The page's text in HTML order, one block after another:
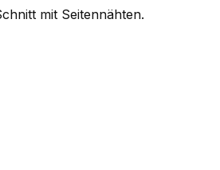
mit Seitennähten.